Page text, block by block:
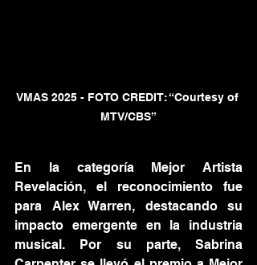
VMAS 2025 - FOTO CREDIT: “Courtesy of
MTV/CBS”
En la categoría Mejor Artista
Revelación, el reconocimiento fue
para Alex Warren, destacando su
impacto emergente en la industria
musical. Por su parte, Sabrina